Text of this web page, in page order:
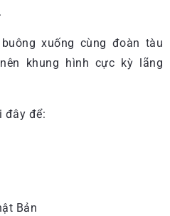
xuống cùng đoàn tàu
khung hình cực kỳ lãng
đây để:
Bản